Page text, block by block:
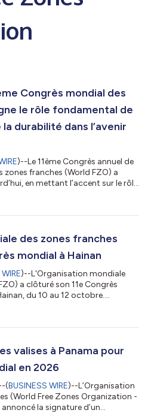
Congrès mondial des
le rôle fondamental de
durabilité dans l’avenir
)--Le 11ème Congrès annuel de
zones franches (World FZO) a
en mettant l’accent sur le rôle
position en tant que plateformes
zones franches (World FZO) a
des zones franches
mondial à Hainan
)--L'Organisation mondiale
a clôturé son 11e Congrès
du 10 au 12 octobre.
économiques et
au cours de laquelle un ensemble
valises à Panama pour
en 2026
(BUSINESS WIRE)--L’Organisation
(World Free Zones Organization -
la signature d’un